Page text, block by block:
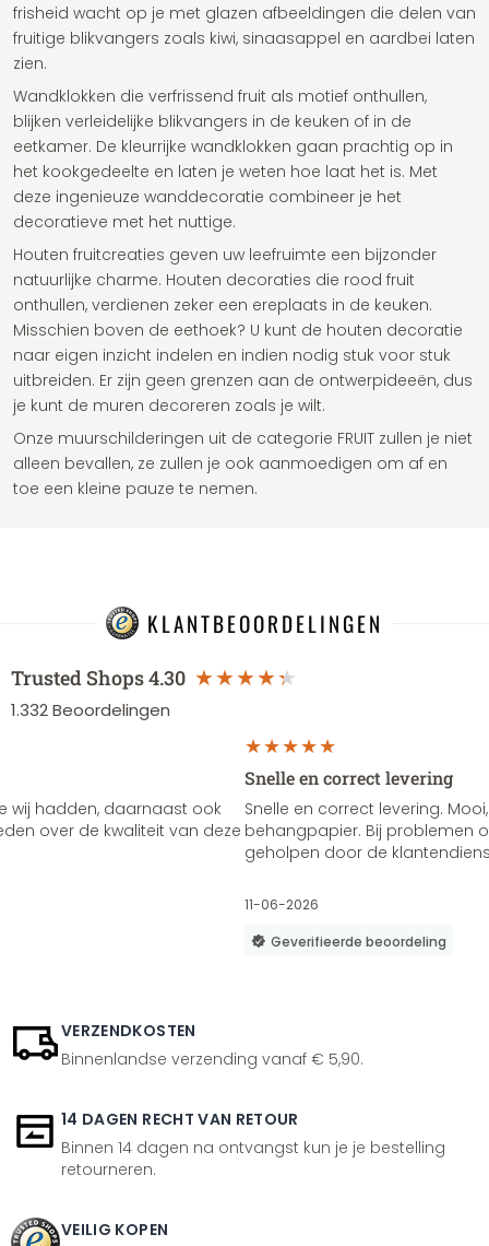
frisheid wacht op je met glazen afbeeldingen die delen van
fruitige blikvangers zoals kiwi, sinaasappel en aardbei laten
zien.
Wandklokken die verfrissend fruit als motief onthullen,
blijken verleidelijke blikvangers in de keuken of in de
eetkamer. De kleurrijke wandklokken gaan prachtig op in
het kookgedeelte en laten je weten hoe laat het is. Met
deze ingenieuze wanddecoratie combineer je het
decoratieve met het nuttige.
Houten fruitcreaties geven uw leefruimte een bijzonder
natuurlijke charme. Houten decoraties die rood fruit
onthullen, verdienen zeker een ereplaats in de keuken.
Misschien boven de eethoek? U kunt de houten decoratie
naar eigen inzicht indelen en indien nodig stuk voor stuk
uitbreiden. Er zijn geen grenzen aan de ontwerpideeën, dus
je kunt de muren decoreren zoals je wilt.
Onze muurschilderingen uit de categorie FRUIT zullen je niet
alleen bevallen, ze zullen je ook aanmoedigen om af en
toe een kleine pauze te nemen.
KLANTBEOORDELINGEN
Trusted Shops4.30
1.332Beoordelingen
wij hadden, daarnaast ook
over de kwaliteit van deze
Snelle en correct levering
Snelle en correct levering.
behangpapier. Bij problemen
geholpen door de
11-06-2026
Geverifieerde beoordeling
VERZENDKOSTEN
Binnenlandse verzending vanaf € 5,90.
14 DAGEN RECHT VAN RETOUR
Binnen 14 dagen na ontvangst kun je je bestelling
retourneren.
VEILIG KOPEN